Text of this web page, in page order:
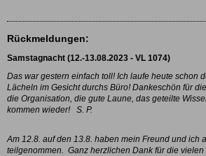
Rückmeldungen:
Samstagnacht (12.-13.08.2023 - VL 1074)
Das war gestern einfach toll! Ich laufe heute schon
Lächeln im Gesicht durchs Büro! Dankeschön für
die Organisation, die gute Laune, das geteilte
kommen wieder! S. P.
Am 12.8. auf den 13.8. haben mein Freund und ich
teilgenommen. Ganz herzlichen Dank für die